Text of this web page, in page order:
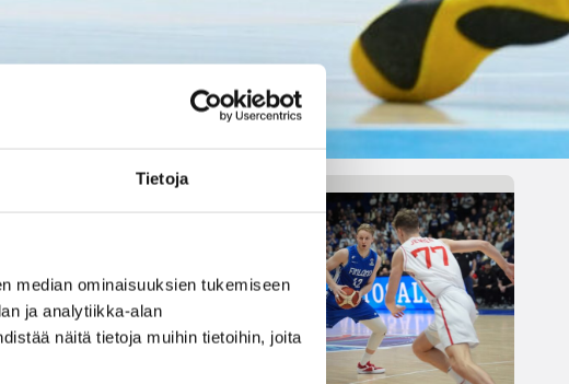
Tietoja
median ominaisuuksien tukemiseen
ja analytiikka-alan
näitä tietoja muihin tietoihin, joita
on
on
mittaisen miniturnauksen
tappioon, kun Ruotsi oli parempi
loppulukemin 73-68 (33-47).
Suomi pelaa seuraavan kerran
ensi viikonloppuna Helsingissä.